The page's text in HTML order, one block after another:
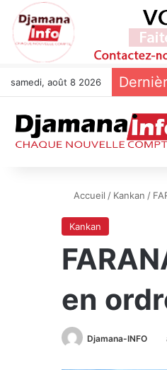
samedi, août 8 2026
Accueil / Kankan /
Kankan
en
Djamana-INFO